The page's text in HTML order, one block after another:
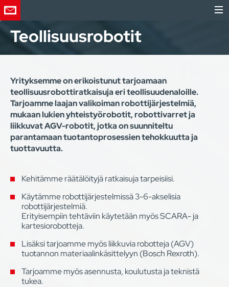
Teollisuusrobotit
Yrityksemme on erikoistunut tarjoamaan
teollisuusrobottiratkaisuja eri teollisuudenaloille.
Tarjoamme laajan valikoiman robottijärjestelmiä,
mukaan lukien yhteistyörobotit, robottivarret ja
liikkuvat AGV-robotit, jotka on suunniteltu
parantamaan tuotantoprosessien tehokkuutta ja
tuottavuutta.
Kehitämme räätälöityjä ratkaisuja tarpeisiisi.
Käytämme robottijärjestelmissä 3-6-akselisia
robottijärjestelmiä.
Erityisempiin tehtäviin käytetään myös SCARA- ja
kartesiorobotteja.
Lisäksi tarjoamme myös liikkuvia robotteja (AGV)
tuotannon materiaalinkäsittelyyn (Bosch Rexroth).
Tarjoamme myös asennusta, koulutusta ja teknistä
tukea.